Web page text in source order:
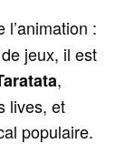
:
jeux, il est
,
lives, et
populaire.